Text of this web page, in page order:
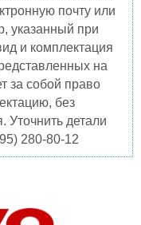
почту или
указанный при
и комплектация
на
за собой право
без
Уточнить детали
280-80-12